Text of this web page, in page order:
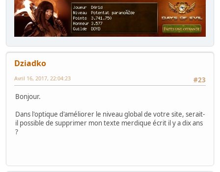
Dziadko
#23
Avril 16, 2017, 22:04:23
Bonjour.
Dans l'optique d'améliorer le niveau global de votre site, serait-
il possible de supprimer mon texte merdique écrit il y a dix ans
?